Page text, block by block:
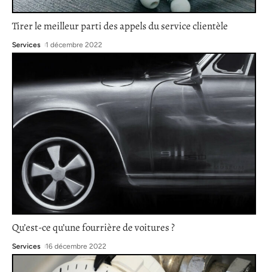
Tirer le meilleur parti des appels du service clientèle
Services 1 décembre 2022
Qu’est-ce qu’une fourrière de voitures ?
Services 16 décembre 2022